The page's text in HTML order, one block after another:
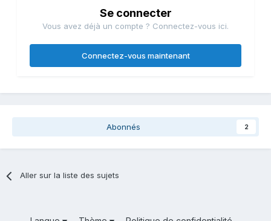
Se connecter
Vous avez déjà un compte ? Connectez-vous ici.
Connectez-vous maintenant
Abonnés 2
Aller sur la liste des sujets